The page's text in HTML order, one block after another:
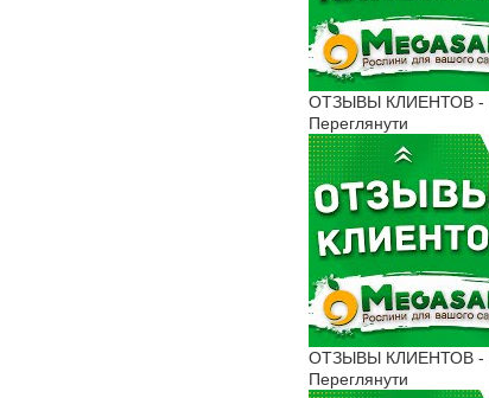
ОТЗЫВЫ КЛИЕНТОВ -
Переглянути
ОТЗЫВЫ КЛИЕНТОВ -
Переглянути